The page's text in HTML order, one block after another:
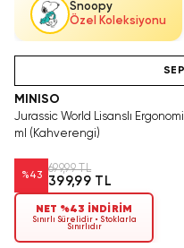
Snoopy
Özel Koleksiyonu
MINISO
Jurassic World Lisanslı
ml (Kahverengi)
%43
699,99 TL
399,99 TL
NET %43 İNDİRİM
Sınırlı Sürelidir • Stoklarla
Sınırlıdır